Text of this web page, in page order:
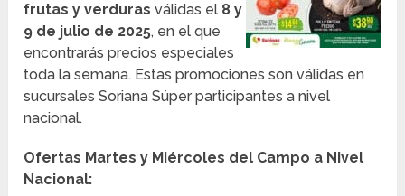
frutas y verduras válidas el 8 y
9 de julio de 2025, en el que
encontrarás precios especiales
toda la semana. Estas promociones son válidas en
sucursales Soriana Súper participantes a nivel
nacional.
Ofertas Martes y Miércoles del Campo a Nivel
Nacional: